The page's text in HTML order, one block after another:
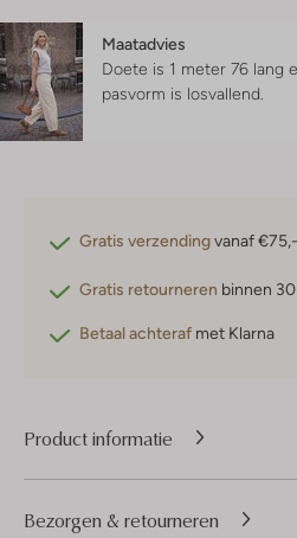
Maatadvies
Doete is 1 meter 76 lang
pasvorm is losvallend
Gratis verzendingvanaf €75,-
Gratis retourneren binnen
Betaal achteraf met Klarna
Product informatie
Bezorgen & retourneren